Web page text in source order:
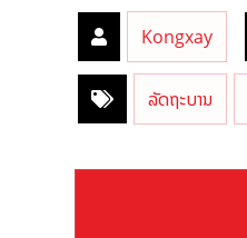
Kongxay
ລັດຖະບານ